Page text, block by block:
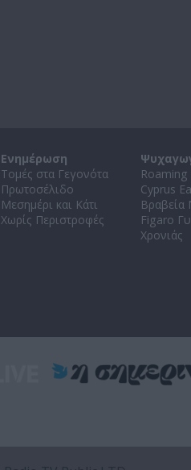
Ενημέρωση
Τομές στα Γεγονότα
Πρωτοσέλιδο
Μεσημέρι και Κάτι
Χωρίς Περιστροφές
Roaming
Cyprus
Βραβεία
Figaro
Χρονιάς